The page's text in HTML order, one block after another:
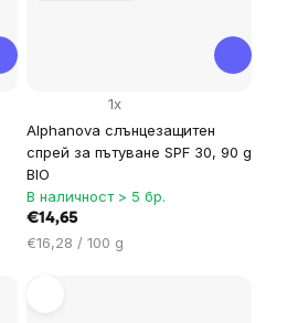
Alphanova слънцезащитен
спрей за пътуване SPF 30, 90 g
BIO
1x
В наличност > 5 бр.
€14,65
Цена
€16,28 / 100 g